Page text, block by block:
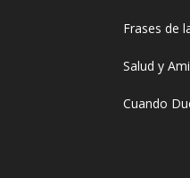
Frases de
Salud y
Cuando